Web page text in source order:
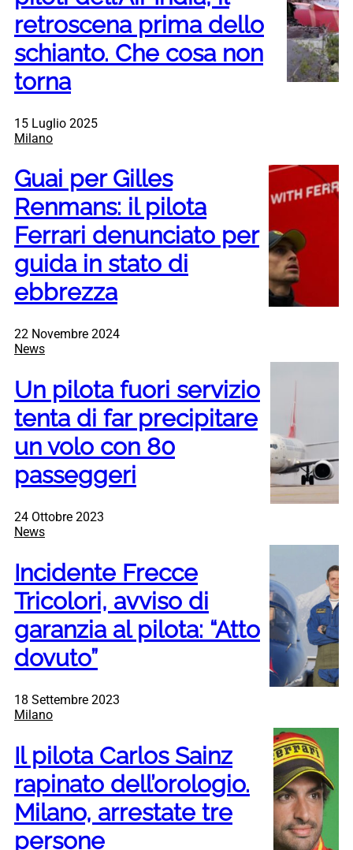
retroscena prima dello
schianto. Che cosa non
torna
15 Luglio 2025
Milano
Guai per Gilles
Renmans: il pilota
Ferrari denunciato per
guida in stato di
ebbrezza
22 Novembre 2024
News
Un pilota fuori servizio
tenta di far precipitare
un volo con 80
passeggeri
24 Ottobre 2023
News
Incidente Frecce
Tricolori, avviso di
garanzia al pilota: “Atto
dovuto”
18 Settembre 2023
Milano
Il pilota Carlos Sainz
rapinato dell’orologio.
Milano, arrestate tre
persone